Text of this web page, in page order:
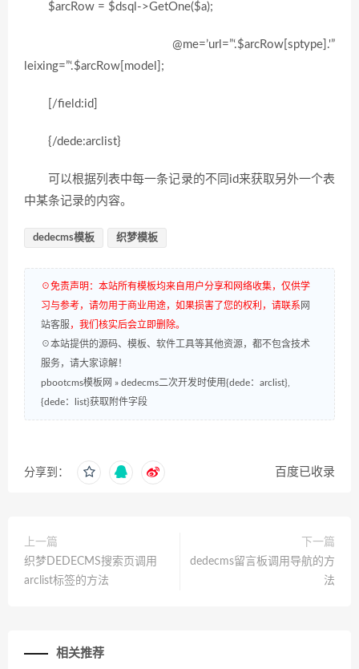
$arcRow = $dsql->GetOne($a);
@me=’url=”‘.$arcRow[sptype].'”
leixing=”‘.$arcRow[model];
[/field:id]
{/dede:arclist}
可以根据列表中每一条记录的不同id来获取另外一个表
中某条记录的内容。
dedecms模板 织梦模板
☉免责声明：本站所有模板均来自用户分享和网络收集，仅供学
习与参考，请勿用于商业用途，如果损害了您的权利，请联系 网
站客服，我们核实后会立即删除。
☉本站提供的源码、模板、软件工具等其他资源，都不包含技术
服务，请大家谅解！
pbootcms模板网 » dedecms二次开发时使用{dede：arclist},
{dede：list}获取附件字段
分享到： 百度已收录
上一篇
织梦DEDECMS搜索页调用
arclist标签的方法
下一篇
dedecms留言板调用导航的方
法
相关推荐